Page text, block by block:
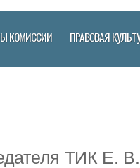
КОМИССИИ ПРАВОВАЯ
ТИК Е.